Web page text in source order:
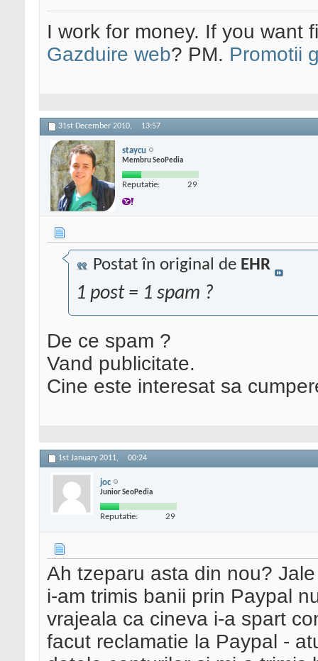
I work for money. If you want
Gazduire web? PM. Promotii
31st December 2010, 13:57
staycu
Membru SeoPedia
Reputatie: 29
Postat în original de EHR
1 post = 1 spam ?
De ce spam ?
Vand publicitate.
Cine este interesat sa
1st January 2011, 00:24
joc
Junior SeoPedia
Reputatie: 29
Ah tzeparu asta din nou?
i-am trimis banii prin Paypal
vrajeala ca cineva i-a spart
facut reclamatie la Paypal -